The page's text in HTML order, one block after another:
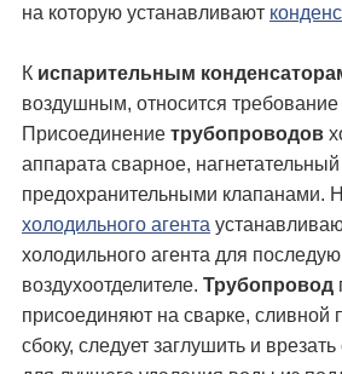
на которую устанавливают
К испарительным
воздушным, относится
Присоединение трубопроводов
аппарата сварное, нагнетательный
предохранительными клапанами.
холодильного агента
холодильного агента для
воздухоотделителе. Трубопровод
присоединяют на сварке, сливной
сбоку, следует заглушить и